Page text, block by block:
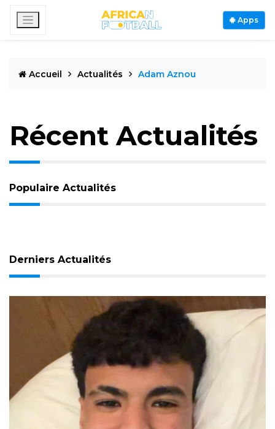
Apps
Accueil Actualités Adam Aznou
Récent Actualités
Populaire Actualités
Derniers Actualités